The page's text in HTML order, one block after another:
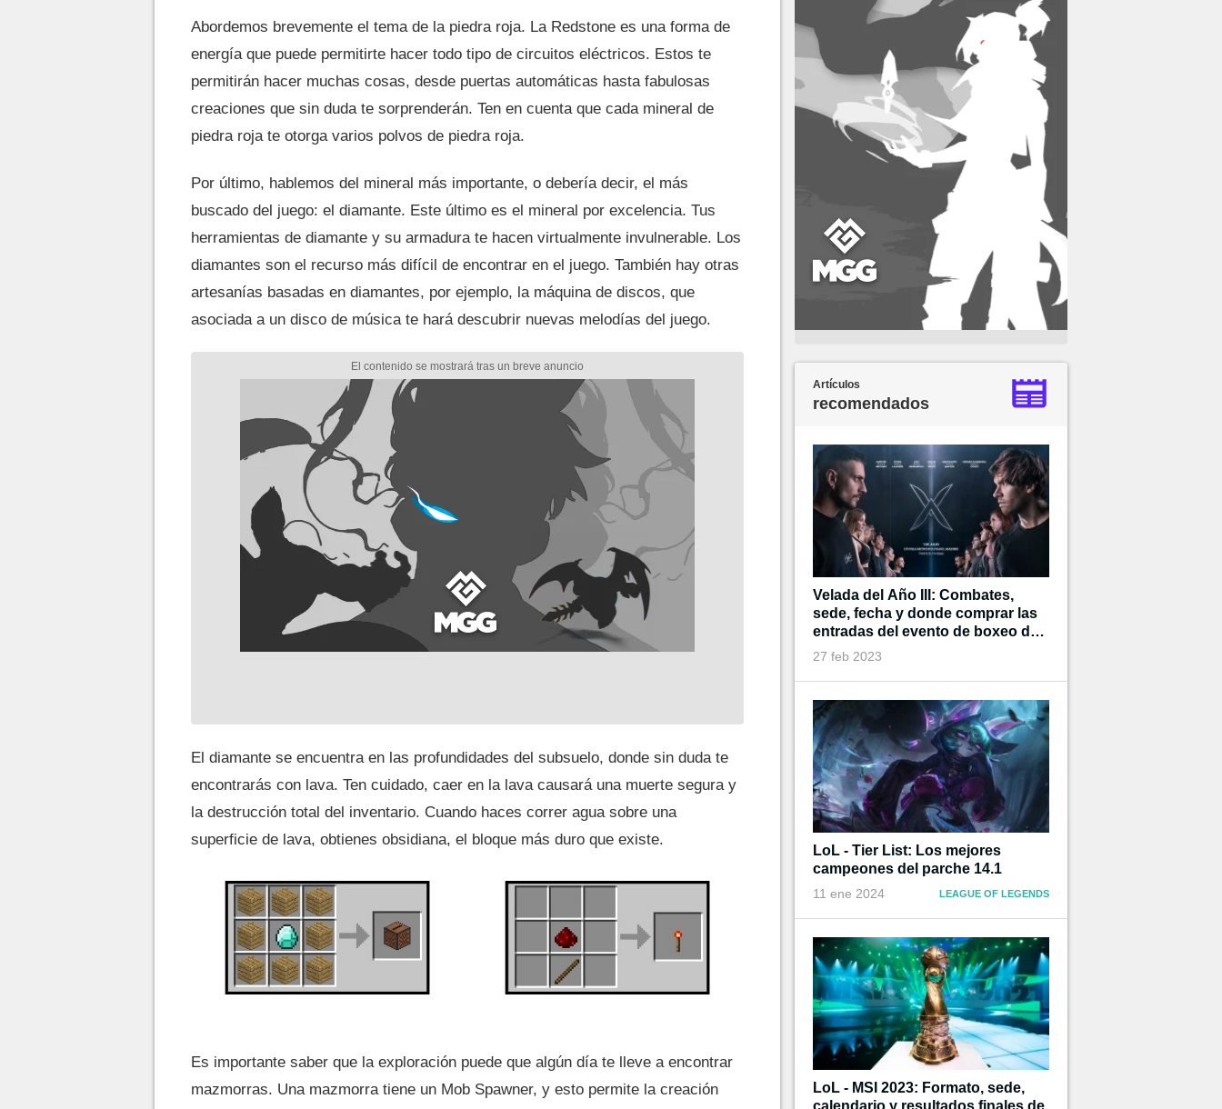
Abordemos brevemente el tema de la piedra roja. La Redstone es una forma de
energía que puede permitirte hacer todo tipo de circuitos eléctricos. Estos te
permitirán hacer muchas cosas, desde puertas automáticas hasta fabulosas
creaciones que sin duda te sorprenderán. Ten en cuenta que cada mineral de
piedra roja te otorga varios polvos de piedra roja.
Por último, hablemos del mineral más importante, o debería decir, el más
buscado del juego: el diamante. Este último es el mineral por excelencia. Tus
herramientas de diamante y su armadura te hacen virtualmente invulnerable. Los
diamantes son el recurso más difícil de encontrar en el juego. También hay otras
artesanías basadas en diamantes, por ejemplo, la máquina de discos, que
asociada a un disco de música te hará descubrir nuevas melodías del juego.
El diamante se encuentra en las profundidades del subsuelo, donde sin duda te
encontrarás con lava. Ten cuidado, caer en la lava causará una muerte segura y
la destrucción total del inventario. Cuando haces correr agua sobre una
superficie de lava, obtienes obsidiana, el bloque más duro que existe.
Es importante saber que la exploración puede que algún día te lleve a encontrar
mazmorras. Una mazmorra tiene un Mob Spawner, y esto permite la creación
Artículos
recomendados
Velada del Año III: Combates,
sede, fecha y donde comprar las
entradas del evento de boxeo de
Ibai
27 feb 2023
LoL - Tier List: Los mejores
campeones del parche 14.1
11 ene 2024 LEAGUE OF LEGENDS
LoL - MSI 2023: Formato, sede,
calendario y resultados finales de